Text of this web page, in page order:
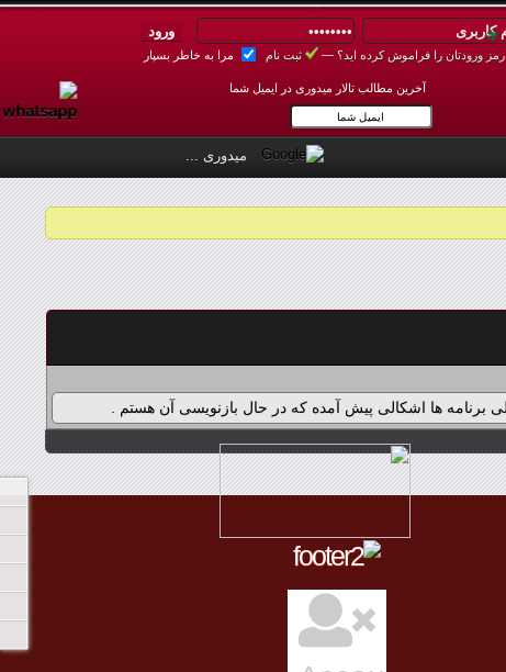
رمز ورودتان را فراموش کرده اید؟ — ثبت نام مرا به خاطر بسپار
آخرین مطالب تالار میدوری در ایمیل شما